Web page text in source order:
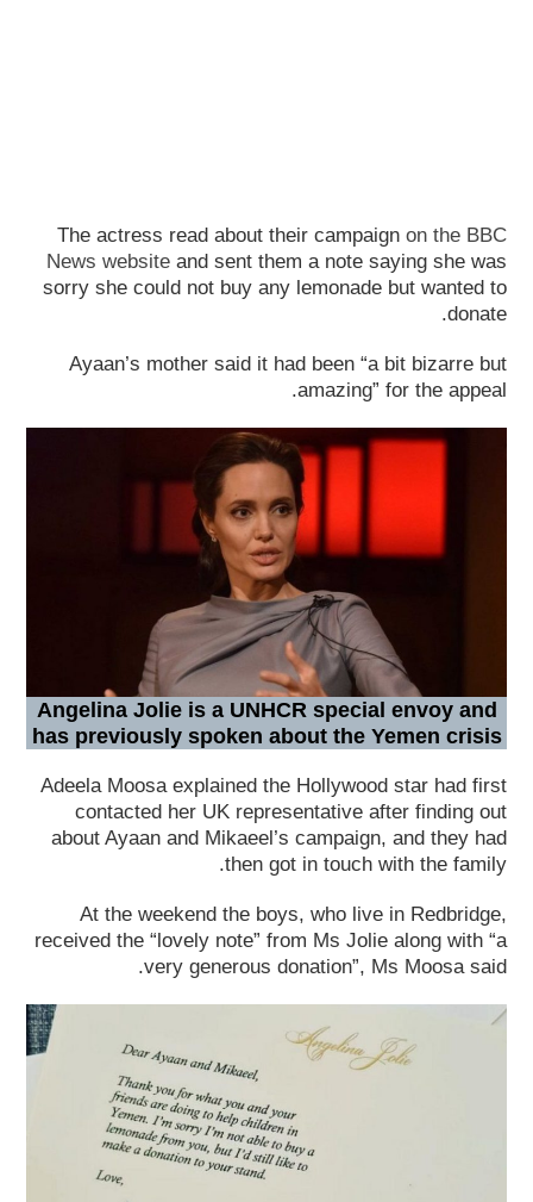
The actress read about their campaignon the BBC
News website and sent them a note saying she was
sorry she could not buy any lemonade but wanted to
donate.
Ayaan’s mother said it had been “a bit bizarre but
amazing” for the appeal.
Angelina Jolie is a UNHCR special envoy and
has previously spoken about the Yemen crisis
Adeela Moosa explained the Hollywood star had first
contacted her UK representative after finding out
about Ayaan and Mikaeel’s campaign, and they had
then got in touch with the family.
At the weekend the boys, who live in Redbridge,
received the “lovely note” from Ms Jolie along with “a
very generous donation”, Ms Moosa said.